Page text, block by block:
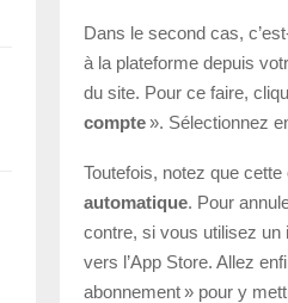
Dans le second cas,
à la plateforme depuis
du site. Pour ce faire,
compte». Sélectionnez
Toutefois, notez que
automatique. Pour
contre, si vous utilisez un
vers l’App Store. Allez
abonnement » pour y